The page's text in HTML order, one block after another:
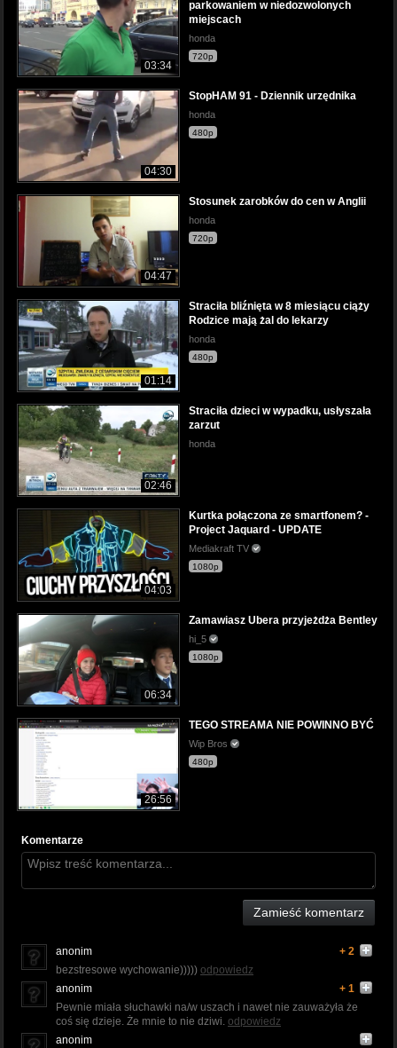
03:34
parkowaniem w niedozwolonych
miejscach
honda
720p
04:30
StopHAM 91 - Dziennik urzędnika
honda
480p
04:47
Stosunek zarobków do cen w Anglii
honda
720p
01:14
Straciła bliźnięta w 8 miesiącu ciąży
Rodzice mają żal do lekarzy
honda
480p
02:46
Straciła dzieci w wypadku, usłyszała
zarzut
honda
04:03
Kurtka połączona ze smartfonem? -
Project Jaquard - UPDATE
Mediakraft TV
1080p
06:34
Zamawiasz Ubera przyjeżdża Bentley
hi_5
1080p
26:56
TEGO STREAMA NIE POWINNO BYĆ
Wip Bros
480p
Komentarze
Zamieść komentarz
anonim
+ 2
bezstresowe wychowanie))))) odpowiedz
anonim
+ 1
Pewnie miała słuchawki na/w uszach i nawet nie zauważyła że
coś się dzieje. Że mnie to nie dziwi. odpowiedz
anonim